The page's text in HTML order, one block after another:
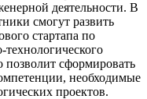
деятельности. В
смогут развить
стартапа по
позволит сформировать
необходимые
проектов.